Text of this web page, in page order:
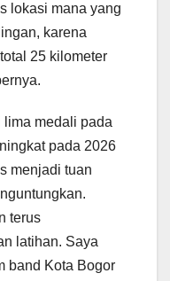
lokasi mana yang
karena
25 kilometer
lima medali pada
pada 2026
menjadi tuan
terus
latihan. Saya
band Kota Bogor